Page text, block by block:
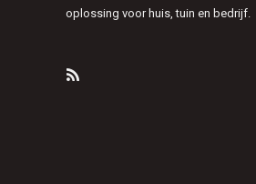
oplossing voor huis, tuin en bedrijf.